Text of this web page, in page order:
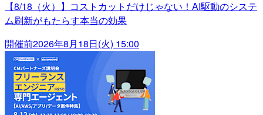
【8/18（火）】コストカットだけじゃない！AI駆動のシステ
ム刷新がもたらす本当の効果
開催前2026年8月18日(火) 15:00